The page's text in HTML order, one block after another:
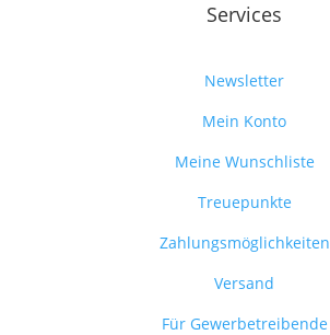
Services
Newsletter
Mein Konto
Meine Wunschliste
Treuepunkte
Zahlungsmöglichkeiten
Versand
Für Gewerbetreibende